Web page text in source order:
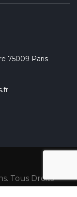
75009 Paris
Tous Droits